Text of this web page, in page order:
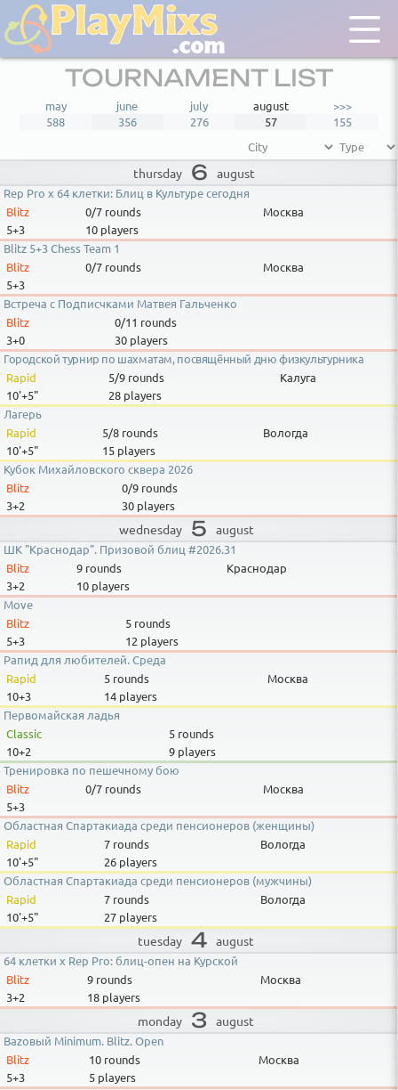
TOURNAMENT LIST
may
588
june
356
july
276
august
57
>>>
155
thursday 6 august
Rep Pro x 64 клетки: Блиц в Культуре сегодня
Blitz
0/7 rounds
Москва
5+3
10 players
Blitz 5+3 Chess Team 1
Blitz
0/7 rounds
Москва
5+3
Встреча с Подписчками Матвея Гальченко
Blitz
0/11 rounds
3+0
30 players
Городской турнир по шахматам, посвящённый дню физкультурника
Rapid
5/9 rounds
Калуга
10'+5"
28 players
Лагерь
Rapid
5/8 rounds
Вологда
10'+5"
15 players
Кубок Михайловского сквера 2026
Blitz
0/9 rounds
3+2
30 players
wednesday 5 august
ШК "Краснодар". Призовой блиц #2026.31
Blitz
9 rounds
Краснодар
3+2
10 players
Move
Blitz
5 rounds
5+3
12 players
Рапид для любителей. Среда
Rapid
5 rounds
Москва
10+3
14 players
Первомайская ладья
Classic
5 rounds
10+2
9 players
Тренировка по пешечному бою
Blitz
0/7 rounds
Москва
5+3
Областная Спартакиада среди пенсионеров (женщины)
Rapid
7 rounds
Вологда
10'+5"
26 players
Областная Спартакиада среди пенсионеров (мужчины)
Rapid
7 rounds
Вологда
10'+5"
27 players
tuesday 4 august
64 клетки x Rep Pro: блиц-опен на Курской
Blitz
9 rounds
Москва
3+2
18 players
monday 3 august
Bazовый Minimum. Blitz. Open
Blitz
10 rounds
Москва
5+3
5 players